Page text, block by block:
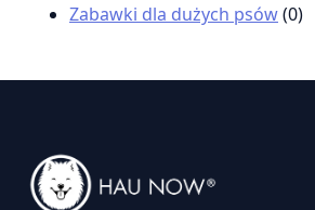
Zabawki dla dużych psów(0)